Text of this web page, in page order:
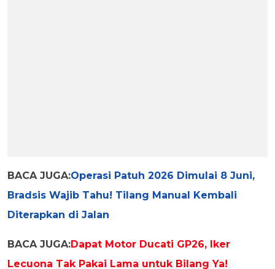
BACA JUGA:Operasi Patuh 2026 Dimulai 8 Juni,
Bradsis Wajib Tahu! Tilang Manual Kembali
Diterapkan di Jalan
BACA JUGA:Dapat Motor Ducati GP26, Iker
Lecuona Tak Pakai Lama untuk Bilang Ya!